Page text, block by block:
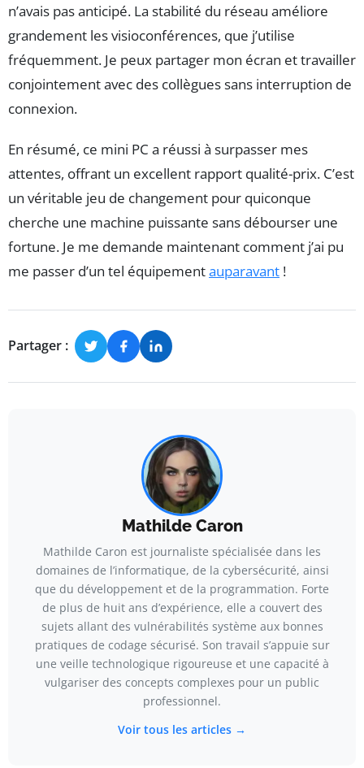
n’avais pas anticipé. La stabilité du réseau améliore
grandement les visioconférences, que j’utilise
fréquemment. Je peux partager mon écran et travailler
conjointement avec des collègues sans interruption de
connexion.
En résumé, ce mini PC a réussi à surpasser mes
attentes, offrant un excellent rapport qualité-prix. C’est
un véritable jeu de changement pour quiconque
cherche une machine puissante sans débourser une
fortune. Je me demande maintenant comment j’ai pu
me passer d’un tel équipementauparavant !
Partager :
Mathilde Caron
Mathilde Caron est journaliste spécialisée dans les
domaines de l’informatique, de la cybersécurité, ainsi
que du développement et de la programmation. Forte
de plus de huit ans d’expérience, elle a couvert des
sujets allant des vulnérabilités système aux bonnes
pratiques de codage sécurisé. Son travail s’appuie sur
une veille technologique rigoureuse et une capacité à
vulgariser des concepts complexes pour un public
professionnel.
Voir tous les articles →